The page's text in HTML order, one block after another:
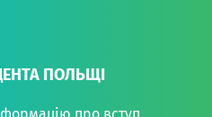
ПОЛЬЩІ